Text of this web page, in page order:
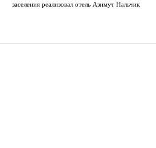
заселения реализовал отель Азимут Нальчик